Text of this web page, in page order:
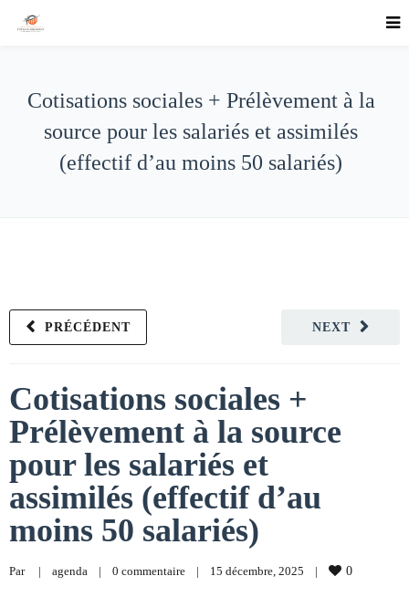
Cotisations sociales + Prélèvement à la
source pour les salariés et assimilés
(effectif d’au moins 50 salariés)
NEXT
PRÉCÉDENT
Cotisations sociales +
Prélèvement à la source
pour les salariés et
assimilés (effectif d’au
moins 50 salariés)
Par | agenda | 0 commentaire | 15 décembre, 2025 | 0